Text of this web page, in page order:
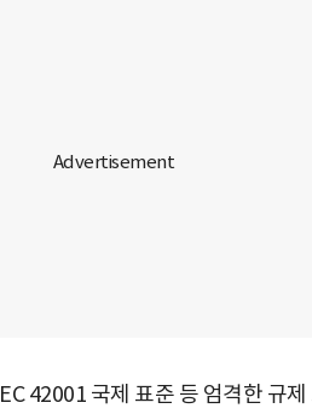
42001 국제 표준 등 엄격한 규